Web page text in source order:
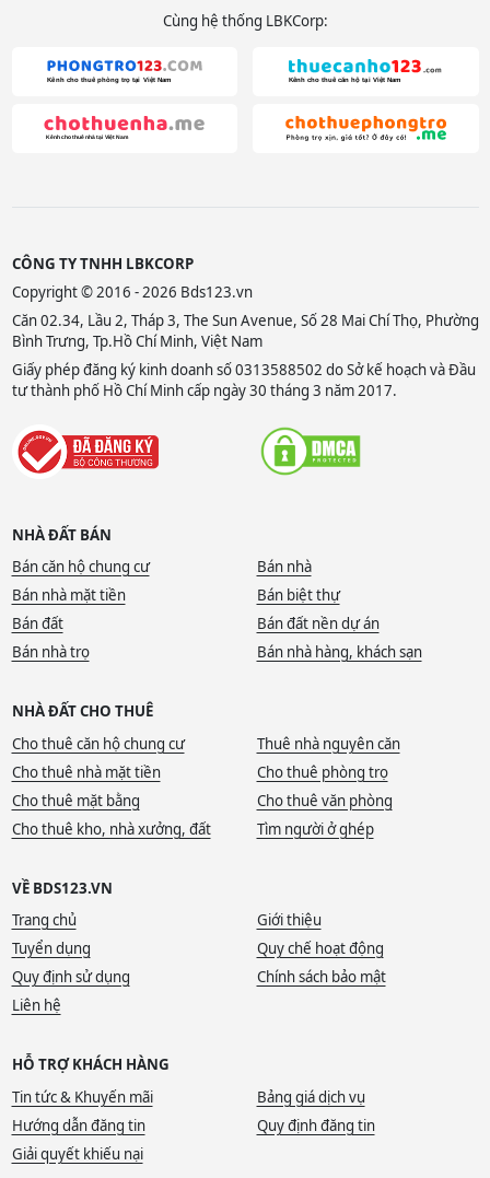
Cùng hệ thống LBKCorp:
CÔNG TY TNHH LBKCORP
Copyright © 2016 - 2026 Bds123.vn
Căn 02.34, Lầu 2, Tháp 3, The Sun Avenue, Số 28 Mai Chí Thọ, Phường
Bình Trưng, Tp.Hồ Chí Minh, Việt Nam
Giấy phép đăng ký kinh doanh số 0313588502 do Sở kế hoạch và Đầu
tư thành phố Hồ Chí Minh cấp ngày 30 tháng 3 năm 2017.
NHÀ ĐẤT BÁN
Bán căn hộ chung cư
Bán nhà
Bán nhà mặt tiền
Bán biệt thự
Bán đất
Bán đất nền dự án
Bán nhà trọ
Bán nhà hàng, khách sạn
NHÀ ĐẤT CHO THUÊ
Cho thuê căn hộ chung cư
Thuê nhà nguyên căn
Cho thuê nhà mặt tiền
Cho thuê phòng trọ
Cho thuê mặt bằng
Cho thuê văn phòng
Cho thuê kho, nhà xưởng, đất
Tìm người ở ghép
VỀ BDS123.VN
Trang chủ
Giới thiệu
Tuyển dụng
Quy chế hoạt động
Quy định sử dụng
Chính sách bảo mật
Liên hệ
HỖ TRỢ KHÁCH HÀNG
Tin tức & Khuyến mãi
Bảng giá dịch vụ
Hướng dẫn đăng tin
Quy định đăng tin
Giải quyết khiếu nại